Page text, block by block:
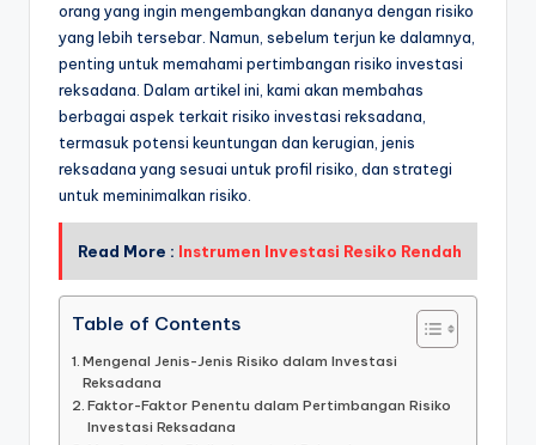
orang yang ingin mengembangkan dananya dengan risiko
yang lebih tersebar. Namun, sebelum terjun ke dalamnya,
penting untuk memahami pertimbangan risiko investasi
reksadana. Dalam artikel ini, kami akan membahas
berbagai aspek terkait risiko investasi reksadana,
termasuk potensi keuntungan dan kerugian, jenis
reksadana yang sesuai untuk profil risiko, dan strategi
untuk meminimalkan risiko.
Read More : Instrumen Investasi Resiko Rendah
Table of Contents
Mengenal Jenis-Jenis Risiko dalam Investasi
Reksadana
Faktor-Faktor Penentu dalam Pertimbangan Risiko
Investasi Reksadana